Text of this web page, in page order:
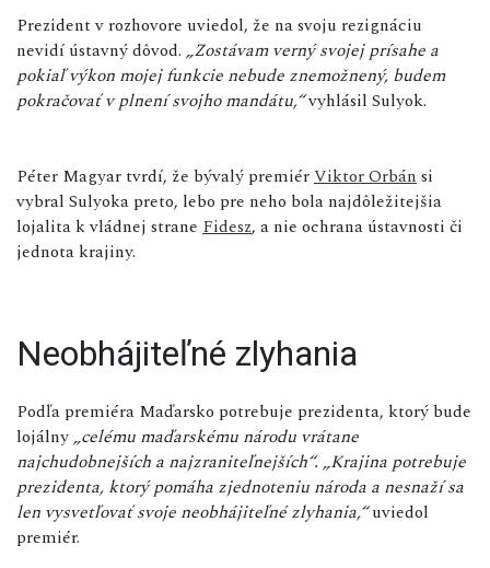
Prezident v rozhovore uviedol, že na svoju rezignáciu
nevidí ústavný dôvod. „Zostávam verný svojej prísahe a
pokiaľ výkon mojej funkcie nebude znemožnený, budem
pokračovať v plnení svojho mandátu,“vyhlásil Sulyok.
Péter Magyar tvrdí, že bývalý premiérViktor Orbán si
vybral Sulyoka preto, lebo pre neho bola najdôležitejšia
lojalita k vládnej strane Fidesz, a nie ochrana ústavnosti či
jednota krajiny.
Neobhájiteľné zlyhania
Podľa premiéra Maďarsko potrebuje prezidenta, ktorý bude
lojálny „celému maďarskému národu vrátane
najchudobnejších a najzraniteľnejších“. „Krajina potrebuje
prezidenta, ktorý pomáha zjednoteniu národa a nesnaží sa
len vysvetľovať svoje neobhájiteľné zlyhania,“uviedol
premiér.